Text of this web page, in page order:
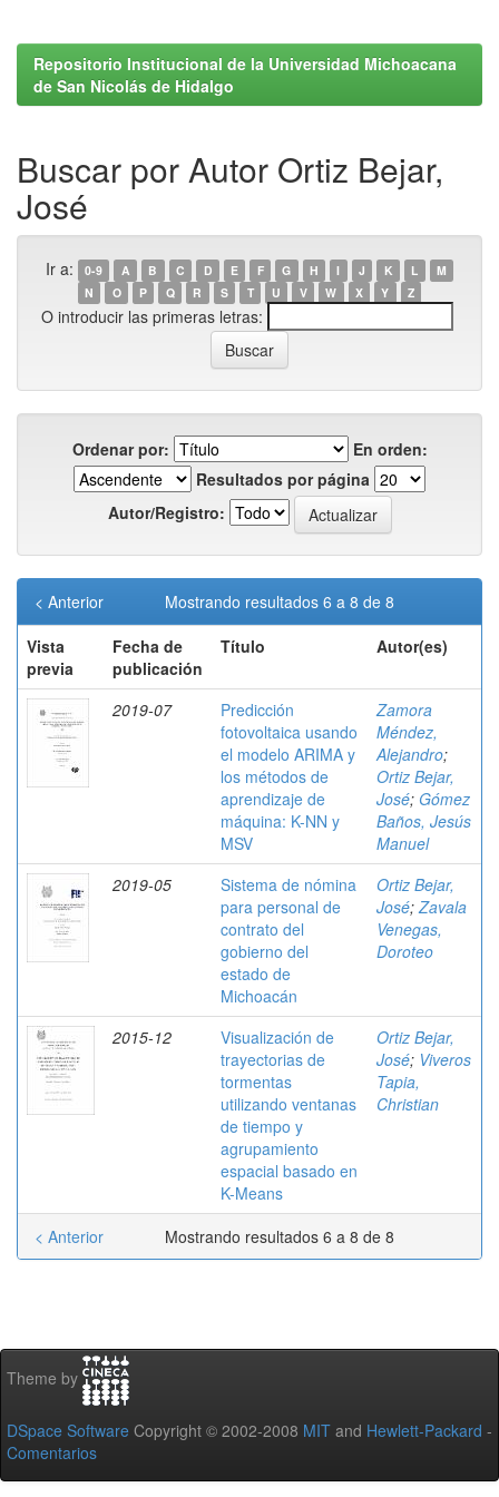
Repositorio Institucional de la Universidad Michoacana
de San Nicolás de Hidalgo
Buscar por Autor Ortiz Bejar,
José
Ir a: 0-9 A B C D E F G H I J K L
M
N
O P Q R S T U V W X Y Z
O introducir las primeras letras:
Ordenar por:
En orden:
Resultados por página
Autor/Registro:
Mostrando resultados 6 a 8 de 8
< Anterior
Vista
previa
Fecha de
publicación
Título Autor(es)
2019-07
Predicción
fotovoltaica usando
el modelo ARIMA y
los métodos de
aprendizaje de
máquina: K-NN y
MSV
Zamora
Méndez,
Alejandro;
Ortiz Bejar,
José; Gómez
Baños, Jesús
Manuel
2019-05
Sistema de nómina
para personal de
contrato del
gobierno del
estado de
Michoacán
Ortiz Bejar,
José;Zavala
Venegas,
Doroteo
2015-12
Visualización de
trayectorias de
tormentas
utilizando ventanas
de tiempo y
agrupamiento
espacial basado en
K-Means
Ortiz Bejar,
José; Viveros
Tapia,
Christian
Mostrando resultados 6 a 8 de 8
< Anterior
Theme by
DSpace Software Copyright © 2002-2008 MIT and Hewlett-Packard -
Comentarios